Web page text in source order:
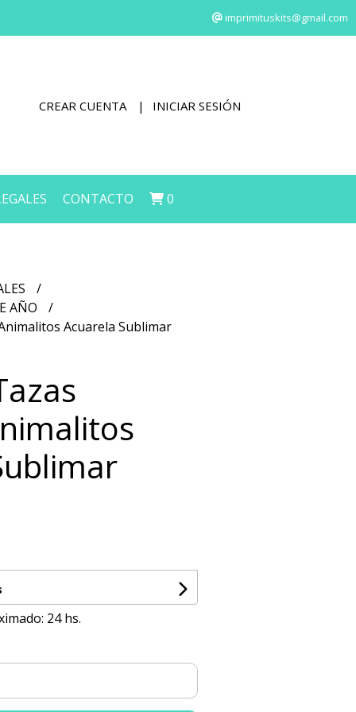
imprimituskits@gmail.com
CREAR CUENTA INICIAR SESIÓN
CONTACTO 0
AÑO
Acuarela Sublimar
24 hs.